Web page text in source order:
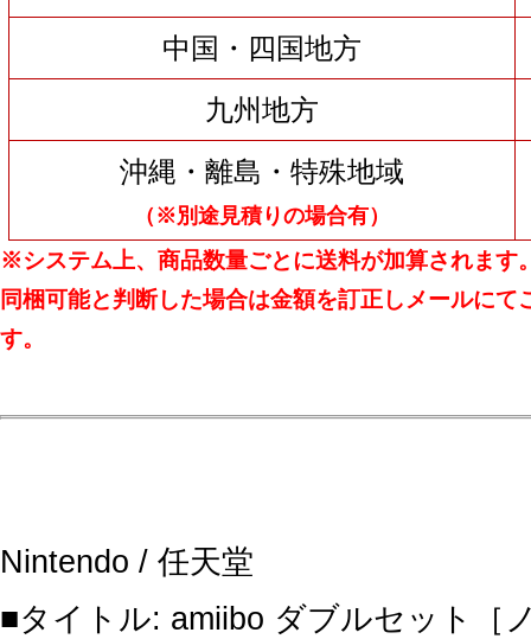
中国・四国地方
九州地方
沖縄・離島・特殊地域
（※別途見積りの場合有）
※システム上、商品数量ごとに送料が加算されます
同梱可能と判断した場合は金額を訂正しメールにて
す。
Nintendo / 任天堂
■タイトル: amiibo ダブルセット［